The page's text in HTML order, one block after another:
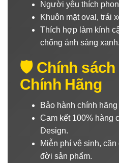
Người yêu thích
Khuôn mặt oval, trái
Thích hợp làm kính
chống ánh sáng xanh.
🛡️ Chính sách
Chính Hãng
Bảo hành chính
Cam kết 100% hàng
Design.
Miễn phí vệ sinh,
đời sản phẩm.